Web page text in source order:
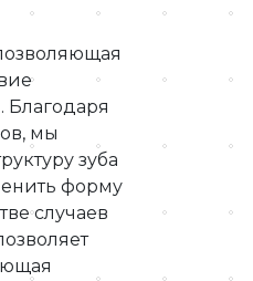
Благодаря
мы
зуба
форму
случаев